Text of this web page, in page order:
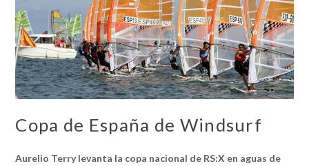
Copa de España de Windsurf
Aurelio Terry levanta la copa nacional de RS:X en aguas de